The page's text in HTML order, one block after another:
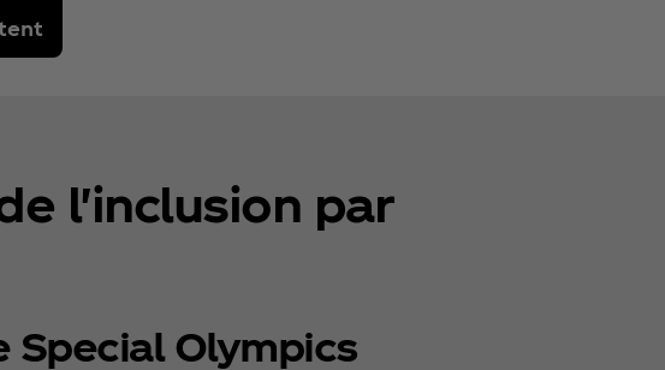
l'inclusion par
Special Olympics